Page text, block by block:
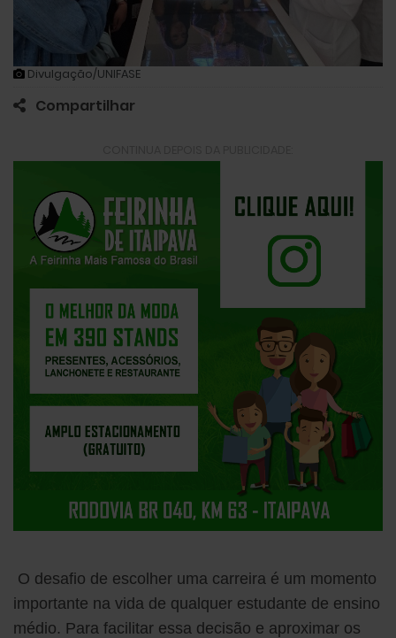
Divulgação/UNIFASE
Compartilhar
O desafio de escolher uma carreira é um momento
importante na vida de qualquer estudante de ensino
médio. Para facilitar essa decisão e aproximar os